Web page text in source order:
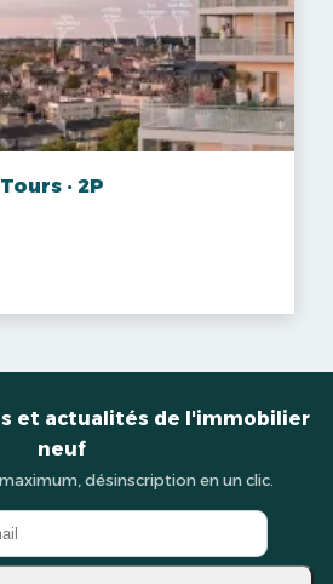
· 2P
et actualités de l'immobilier
neuf
désinscription en un clic.